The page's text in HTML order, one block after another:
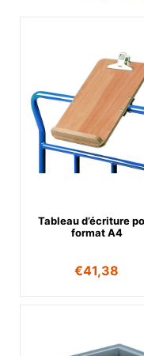
Tableau d’écriture
format A4
€41,38